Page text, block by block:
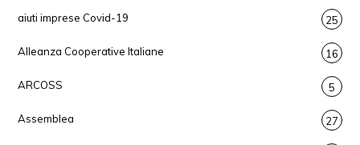
aiuti imprese Covid-19 25
Alleanza Cooperative Italiane 16
ARCOSS 5
Assemblea 27